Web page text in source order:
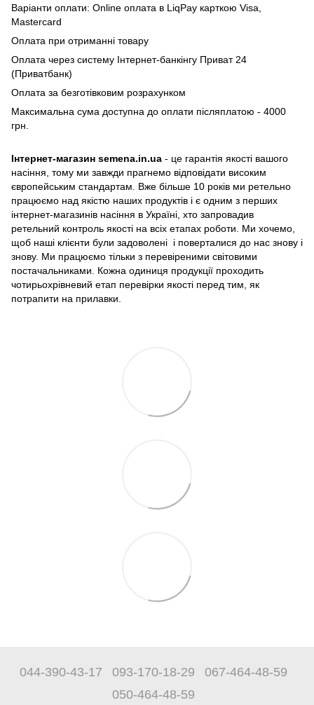
Варіанти оплати: Online оплата в LiqPay карткою Visa,
Mastercard
Оплата при отриманні товару
Оплата через систему Інтернет-банкінгу Приват 24
(Приватбанк)
Оплата за безготівковим розрахунком
Максимальна сума доступна до оплати післяплатою - 4000
грн.
Інтернет-магазин semena.in.ua - це гарантія якості вашого
насіння, тому ми завжди прагнемо відповідати високим
європейським стандартам. Вже більше 10 років ми ретельно
працюємо над якістю наших продуктів і є одним з перших
інтернет-магазинів насіння в Україні, хто запровадив
ретельний контроль якості на всіх етапах роботи. Ми хочемо,
щоб наші клієнти були задоволені і поверталися до нас знову і
знову. Ми працюємо тільки з перевіреними світовими
постачальниками. Кожна одиниця продукції проходить
чотирьохрівневий етап перевірки якості перед тим, як
потрапити на прилавки.
044-390-43-17 093-170-18-29
067-464-48-59
050-464-48-59